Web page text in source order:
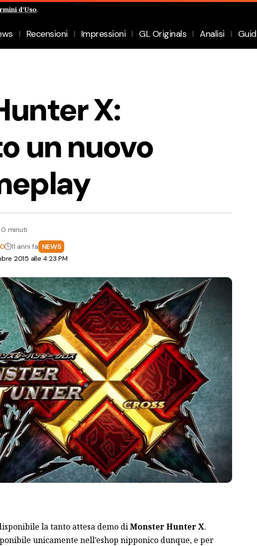
d'Uso.
Recensioni Impressioni GL Originals Analisi
X:
un nuovo
2015 alle 4:23 PM
11 anni fa NEWS
minuti
la tanto attesa demo diMonster Hunter X.
unicamente nell’eshop nipponico dunque, e per